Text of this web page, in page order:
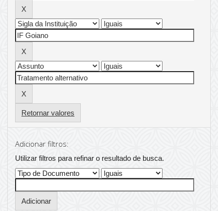
Retornar valores
Adicionar filtros:
Utilizar filtros para refinar o resultado de busca.